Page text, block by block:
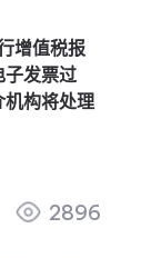
增值税报
子发票过
构将处理
2896